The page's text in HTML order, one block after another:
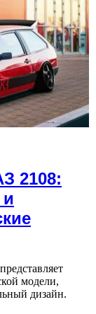
2108:
модели,
дизайн.